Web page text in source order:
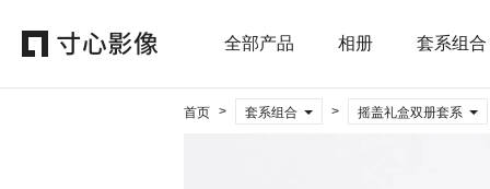
全部产品 相册 套系组合
首页 > 套系组合 > 摇盖礼盒双册套系